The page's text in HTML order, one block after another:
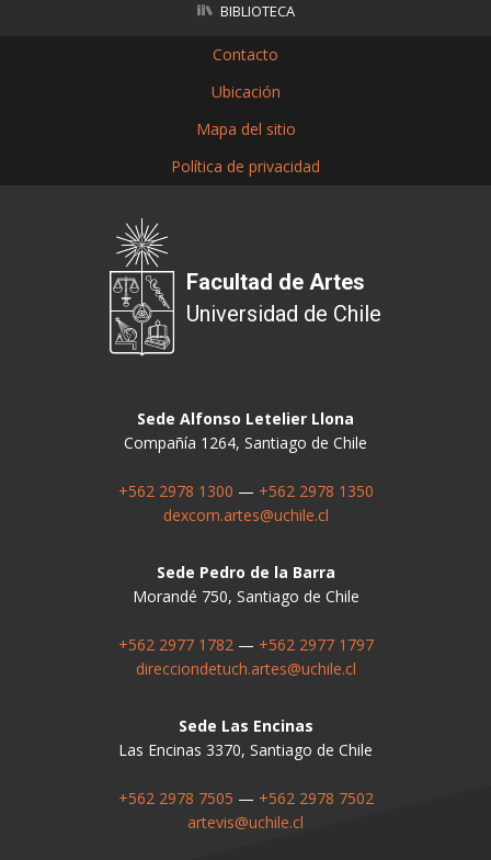
BIBLIOTECA
Contacto
Ubicación
Mapa del sitio
Política de privacidad
Facultad de Artes
Universidad de Chile
Sede Alfonso Letelier Llona
Compañía 1264, Santiago de Chile
+562 2978 1300 — +562 2978 1350
dexcom.artes@uchile.cl
Sede Pedro de la Barra
Morandé 750, Santiago de Chile
+562 2977 1782— +562 2977 1797
direcciondetuch.artes@uchile.cl
Sede Las Encinas
Las Encinas 3370, Santiago de Chile
+562 2978 7505 — +562 2978 7502
artevis@uchile.cl